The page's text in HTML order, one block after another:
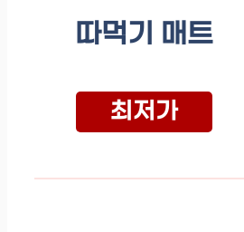
따먹기 매트
최저가